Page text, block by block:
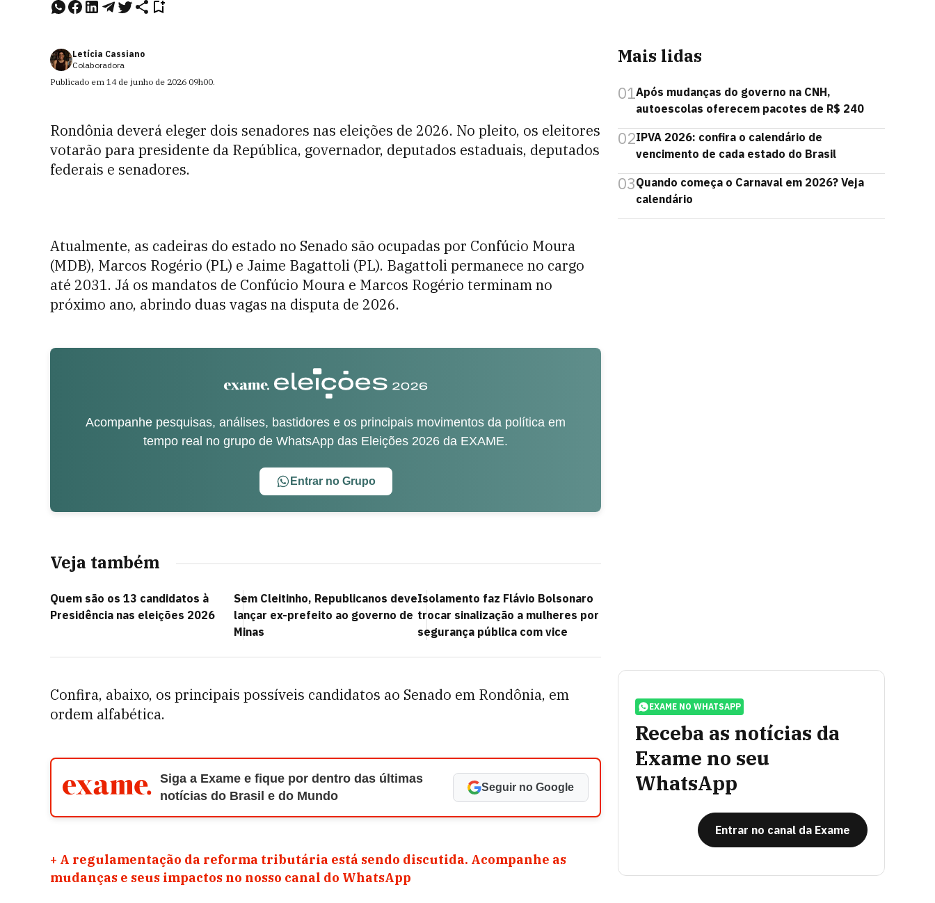
Letícia Cassiano
Colaboradora
Publicado em 14 de junho de 2026 09h00.
Rondônia deverá eleger dois senadores nas eleições de 2026. No pleito, os eleitores
votarão para presidente da República, governador, deputados estaduais, deputados
federais e senadores.
Atualmente, as cadeiras do estado no Senado são ocupadas por Confúcio Moura
(MDB), Marcos Rogério (PL) e Jaime Bagattoli (PL). Bagattoli permanece no cargo
até 2031. Já os mandatos de Confúcio Moura e Marcos Rogério terminam no
próximo ano, abrindo duas vagas na disputa de 2026.
Acompanhe pesquisas, análises, bastidores e os principais movimentos da política em
tempo real no grupo de WhatsApp das Eleições 2026 da EXAME.
Entrar no Grupo
Veja também
Quem são os 13 candidatos à
Presidência nas eleições 2026
Sem Cleitinho, Republicanos deve
lançar ex-prefeito ao governo de
Minas
Isolamento faz Flávio Bolsonaro
trocar sinalização a mulheres por
segurança pública com vice
Confira, abaixo, os principais possíveis candidatos ao Senado em Rondônia, em
ordem alfabética.
Siga a Exame e fique por dentro das últimas
notícias do Brasil e do Mundo
Seguir no Google
+ A regulamentação da reforma tributária está sendo discutida. Acompanhe as
mudanças e seus impactos no nosso canal do WhatsApp
Mais lidas
01Após mudanças do governo na CNH,
autoescolas oferecem pacotes de R$ 240
02IPVA 2026: confira o calendário de
vencimento de cada estado do Brasil
03Quando começa o Carnaval em 2026? Veja
calendário
EXAME NO WHATSAPP
Receba as notícias da
Exame no seu
WhatsApp
Entrar no canal da Exame